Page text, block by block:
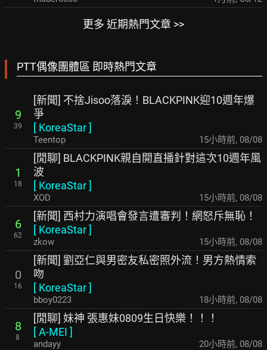
更多 近期熱門文章 >>
PTT偶像團體區 即時熱門文章
9
39
[新聞] 不捨Jisoo落淚！BLACKPINK迎10週年爆
爭
[ KoreaStar]
Teentop 15小時前, 08/08
1
18
[閒聊] BLACKPINK親自開直播針對這次10週年風
波
[ KoreaStar]
XOD 15小時前, 08/08
6
62
[新聞] 西村力演唱會發言遭審判！網怒斥無恥！
[ KoreaStar]
zkow 15小時前, 08/08
0
16
[新聞] 劉亞仁與男密友私密照外流！男方熱情索
吻
[ KoreaStar]
bboy0223 18小時前, 08/08
8
8
[閒聊] 妹神 張惠妹0809生日快樂！！！
[A-MEI ]
andayy 20小時前, 08/08